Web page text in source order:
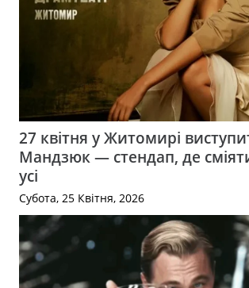
27 квітня у Житомирі
Мандзюк — стендап, де
усі
Субота, 25 Квітня, 2026